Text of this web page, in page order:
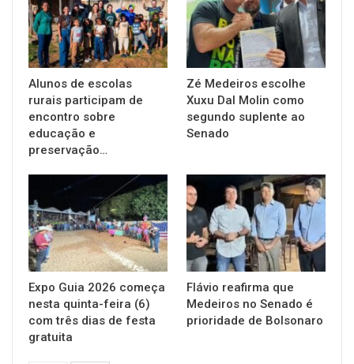
Alunos de escolas
rurais participam de
encontro sobre
educação e
preservação…
Zé Medeiros escolhe
Xuxu Dal Molin como
segundo suplente ao
Senado
Expo Guia 2026 começa
nesta quinta-feira (6)
com três dias de festa
gratuita
Flávio reafirma que
Medeiros no Senado é
prioridade de Bolsonaro